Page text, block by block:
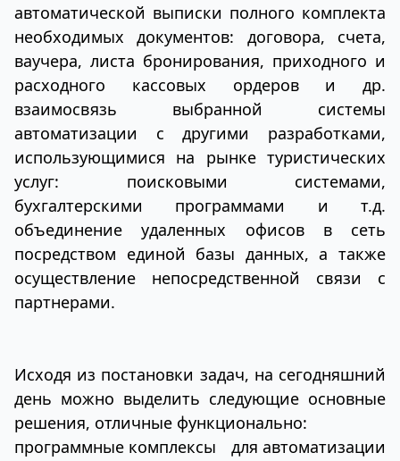
автоматической выписки полного комплекта
необходимых документов: договора, счета,
ваучера, листа бронирования, приходного и
расходного кассовых ордеров и др.
взаимосвязь выбранной системы
автоматизации с другими разработками,
использующимися на рынке туристических
услуг: поисковыми системами,
бухгалтерскими программами и т.д.
объединение удаленных офисов в сеть
посредством единой базы данных, а также
осуществление непосредственной связи с
партнерами.
Исходя из постановки задач, на сегодняшний
день можно выделить следующие основные
решения, отличные функционально:
программные комплексы для автоматизации